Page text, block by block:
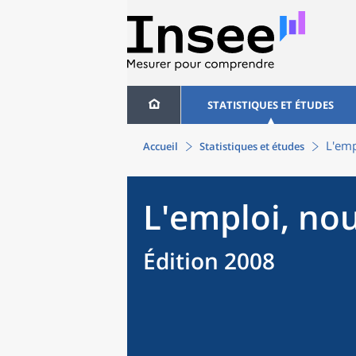
STATISTIQUES ET ÉTUDES
Accueil Statistiques et études
L'emploi,
Édition 2008